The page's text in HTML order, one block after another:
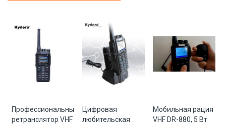
Профессиональный
ретранслятор VHF
Цифровая
любительская
Мобильная рация
VHF DR-880, 5 Вт